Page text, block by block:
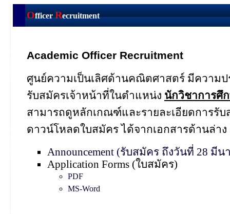
Officer Recruitment
Academic Officer Recruitment
ศูนย์ความเป็นเลิศด้านคณิตศาสตร์ มีความป
รับสมัครเจ้าหน้าที่ในตำแหน่ง นักวิชาการศึ
สามารถดูหลักเกณฑ์และรายละเอียดการรับ
ดาวน์โหลดใบสมัคร ได้จากเอกสารด้านล่าง
Announcement (รับสมัคร ถึงวันที่ 28 มีน
Application Forms (ใบสมัคร)
PDF
MS-Word